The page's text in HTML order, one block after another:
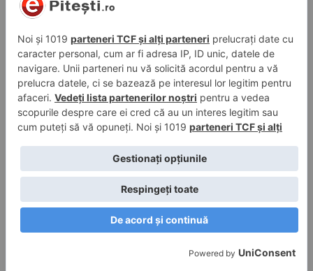
Justiție,Video
Incident grav în Pitești!